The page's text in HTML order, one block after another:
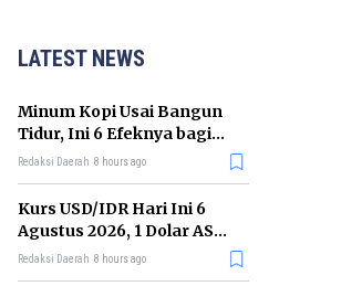
LATEST NEWS
Minum Kopi Usai Bangun
Tidur, Ini 6 Efeknya bagi
Kesehatan Tubuh
Redaksi Daerah 8 hours ago
Kurs USD/IDR Hari Ini 6
Agustus 2026, 1 Dolar AS
Kini Berapa Rupiah?
Redaksi Daerah 8 hours ago